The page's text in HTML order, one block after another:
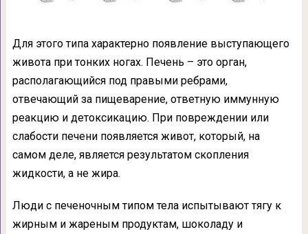
Для этого типа характерно появление выступающего
живота при тонких ногах. Печень – это орган,
располагающийся под правыми ребрами,
отвечающий за пищеварение, ответную иммунную
реакцию и детоксикацию. При повреждении или
слабости печени появляется живот, который, на
самом деле, является результатом скопления
жидкости, а не жира.
Люди с печеночным типом тела испытывают тягу к
жирным и жареным продуктам, шоколаду и